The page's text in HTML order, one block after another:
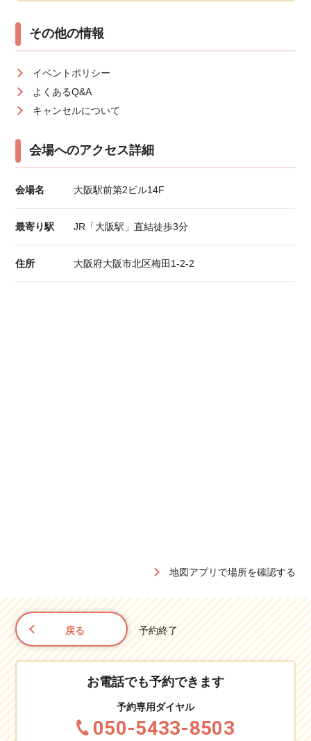
その他の情報
イベントポリシー
よくあるQ&A
キャンセルについて
会場へのアクセス詳細
会場名 大阪駅前第2ビル14F
最寄り駅 JR「大阪駅」直結徒歩3分
住所 大阪府大阪市北区梅田1-2-2
地図アプリで場所を確認する
戻る 予約終了
お電話でも予約できます
予約専用ダイヤル
050-5433-8503